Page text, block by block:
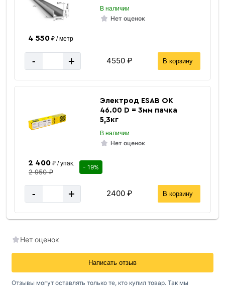
В наличии
Нет оценок
4 550₽ / метр
- + 4550 ₽ В корзину
Электрод ESAB ОК
46.00 D = 3мм пачка
5,3кг
В наличии
Нет оценок
2 400₽ / упак.
2 950 ₽
- 19%
- + 2400 ₽ В корзину
Нет оценок
Написать отзыв
Отзывы могут оставлять только те, кто купил товар. Так мы